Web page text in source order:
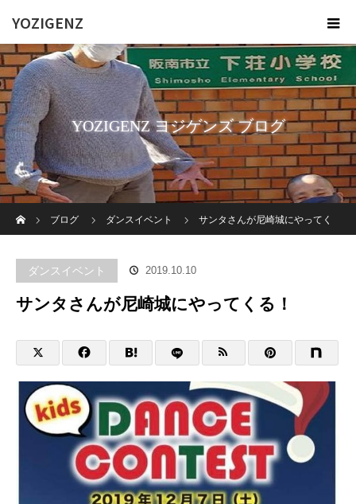
YOZIGENZ
YOZIGENZ ヨジゲンズ ブログ
ブログ
ダンスイベント ‪サンタさんが尼崎城にやってく
ダンスイベント 2019.10.10
‪サンタさんが尼崎城にやってくる！‬